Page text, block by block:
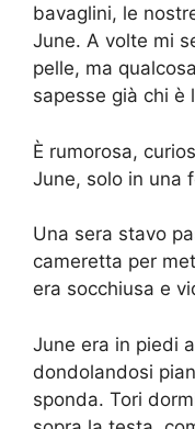
bavaglini, le
June. A volte mi
pelle, ma
sapesse già chi è
È rumorosa,
June, solo in una
Una sera stavo
cameretta per
era socchiusa e
June era in piedi
dondolandosi
sponda. Tori